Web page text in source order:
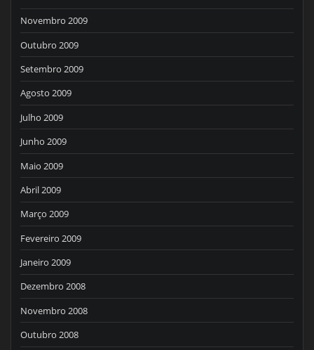
Novembro 2009
Outubro 2009
Setembro 2009
Agosto 2009
Julho 2009
Junho 2009
Maio 2009
Abril 2009
Março 2009
Fevereiro 2009
Janeiro 2009
Dezembro 2008
Novembro 2008
Outubro 2008